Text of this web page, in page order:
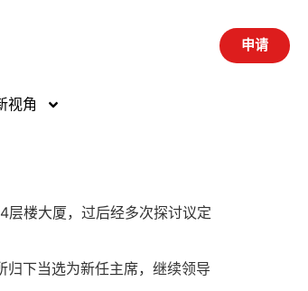
申请
视角
层楼大厦，过后经多次探讨议定
下当选为新任主席，继续领导